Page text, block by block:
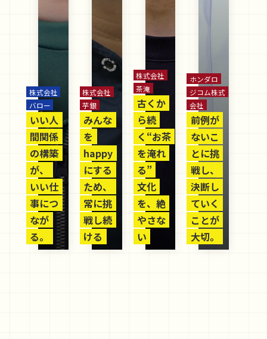
株式会社
バロー
いい人
間関係
の構築
が、
いい仕
事につ
なが
る。
株式会社
芋銀
みんな
を
happy
にする
ため、
常に挑
戦し続
ける
株式会社
茶淹
古くか
ら続
く“お茶
を淹れ
る”
文化
を、絶
やさな
い
ホンダロ
ジコム株式
会社
前例が
ないこ
とに挑
戦し、
決断し
ていく
ことが
大切。